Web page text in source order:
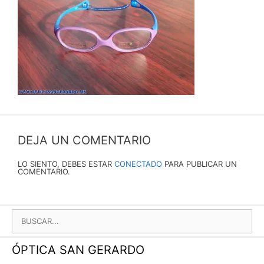
DEJA UN COMENTARIO
LO SIENTO, DEBES ESTAR CONECTADO PARA PUBLICAR UN
COMENTARIO.
BUSCAR:
ÓPTICA SAN GERARDO